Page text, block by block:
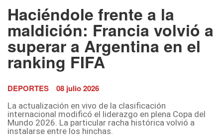
Haciéndole frente a la
maldición: Francia volvió a
superar a Argentina en el
ranking FIFA
DEPORTES 08 julio 2026
La actualización en vivo de la clasificación
internacional modificó el liderazgo en plena Copa del
Mundo 2026. La particular racha histórica volvió a
instalarse entre los hinchas.